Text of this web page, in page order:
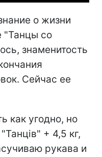
о жизни
"Танцы со
знаменитость
Сейчас ее
как угодно, но
+ 4,5 кг,
рукава и